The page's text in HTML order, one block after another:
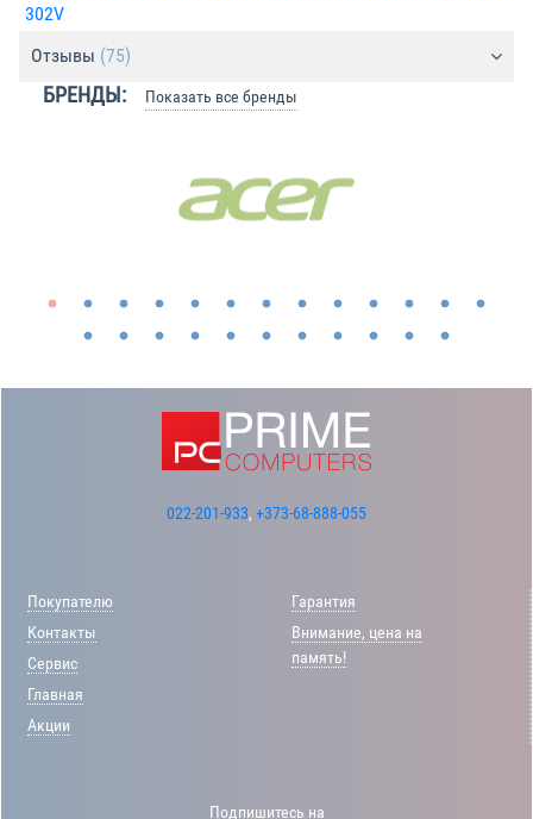
302V
Отзывы (75)
БРЕНДЫ: Показать все бренды
022-201-933, +373-68-888-055
Покупателю
Контакты
Сервис
Главная
Акции
Гарантия
Внимание, цена на
память!
Подпишитесь на